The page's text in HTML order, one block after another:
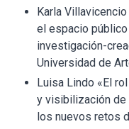
Karla
el espacio
investigación-
Universidad de
Luisa Lindo «El
y visibilización
los nuevos retos